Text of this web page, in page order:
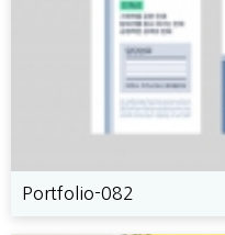
Portfolio-082